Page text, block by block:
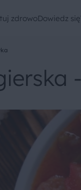
zdrowoDowiedz się